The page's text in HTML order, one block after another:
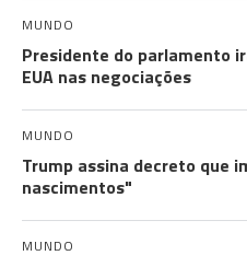
MUNDO
Presidente do parlamento
EUA nas negociações
MUNDO
Trump assina decreto que
nascimentos"
MUNDO